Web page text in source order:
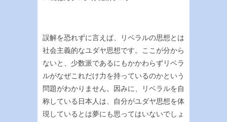
誤解を恐れずに言えば、リベラルの思想とは
社会主義的なユダヤ思想です。ここが分から
ないと、少数派であるにもかかわらずリベラ
ルがなぜこれだけ力を持っているのかという
問題がわかりません。因みに、リベラルを自
称している日本人は、自分がユダヤ思想を体
現しているとは夢にも思ってはいないでしょ